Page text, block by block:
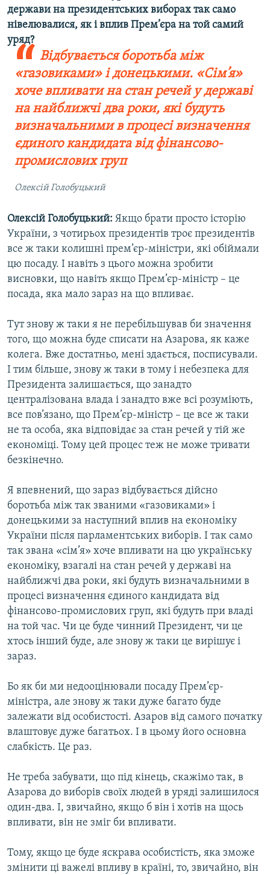
держави на президентських виборах так само
нівелювалися, як і вплив Прем’єра на той самий
уряд?
Відбувається боротьба між
«газовиками» і донецькими. «Сім’я»
хоче впливати на стан речей у державі
на найближчі два роки, які будуть
визначальними в процесі визначення
єдиного кандидата від фінансово-
промислових груп
Олексій Голобуцький
Олексій Голобуцький: Якщо брати просто історію
України, з чотирьох президентів троє президентів
все ж таки колишні прем’єр-міністри, які обіймали
цю посаду. І навіть з цього можна зробити
висновки, що навіть якщо Прем’єр-міністр – це
посада, яка мало зараз на що впливає.
Тут знову ж таки я не перебільшував би значення
того, що можна буде списати на Азарова, як каже
колега. Вже достатньо, мені здається, посписували.
І тим більше, знову ж таки в тому і небезпека для
Президента залишається, що занадто
централізована влада і занадто вже всі розуміють,
все пов’язано, що Прем’єр-міністр – це все ж таки
не та особа, яка відповідає за стан речей у тій же
економіці. Тому цей процес теж не може тривати
безкінечно.
Я впевнений, що зараз відбувається дійсно
боротьба між так званими «газовиками» і
донецькими за наступний вплив на економіку
України після парламентських виборів. І так само
так звана «сім’я» хоче впливати на цю українську
економіку, взагалі на стан речей у державі на
найближчі два роки, які будуть визначальними в
процесі визначення єдиного кандидата від
фінансово-промислових груп, які будуть при владі
на той час. Чи це буде чинний Президент, чи це
хтось інший буде, але знову ж таки це вирішує і
зараз.
Бо як би ми недооцінювали посаду Прем’єр-
міністра, але знову ж таки дуже багато буде
залежати від особистості. Азаров від самого початку
влаштовує дуже багатьох. І в цьому його основна
слабкість. Це раз.
Не треба забувати, що під кінець, скажімо так, в
Азарова до виборів своїх людей в уряді залишилося
один-два. І, звичайно, якщо б він і хотів на щось
впливати, він не зміг би впливати.
Тому, якщо це буде яскрава особистість, яка зможе
змінити ці важелі впливу в країні, то, звичайно, він